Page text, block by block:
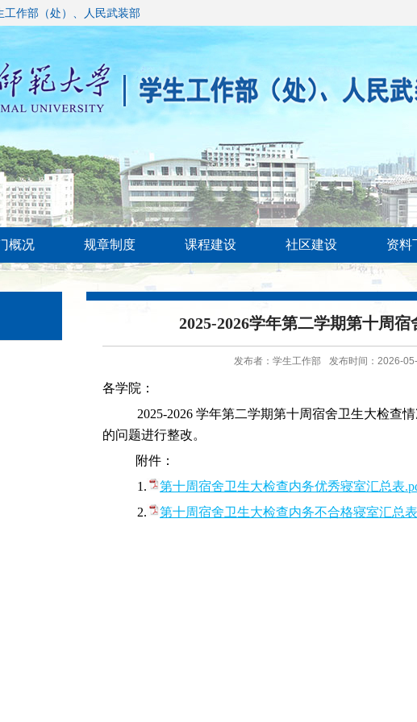
作部（处）、人民武装部
概况 规章制度 课程建设 社区建设 资料
2025-2026学年第二学期第十周
发布者：学生工作部 发布时间：2026-
各学院：
2025-2026 学年第二学期第十周宿舍卫生大检查
的问题进行整改。
附件：
1.
第十周宿舍卫生大检查内务优秀寝室汇总表
2.
第十周宿舍卫生大检查内务不合格寝室汇总表